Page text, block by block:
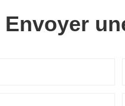
Envoyer